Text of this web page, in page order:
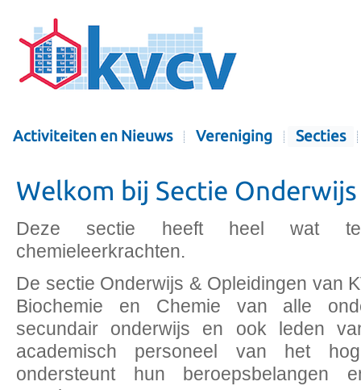
Activiteiten en Nieuws Vereniging Secties
Welkom bij Sectie
Deze sectie heeft heel wat
chemieleerkrachten.
De sectie Onderwijs & Opleidingen van
Biochemie en Chemie van alle
secundair onderwijs en ook leden
academisch personeel van het
ondersteunt hun beroepsbelangen